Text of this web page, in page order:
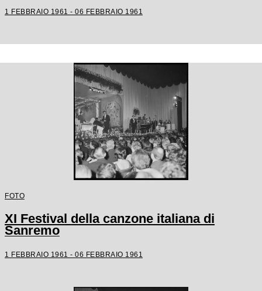
1 FEBBRAIO 1961 - 06 FEBBRAIO 1961
FOTO
XI Festival della canzone italiana di
Sanremo
1 FEBBRAIO 1961 - 06 FEBBRAIO 1961